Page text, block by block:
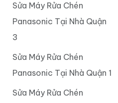
Sửa Máy Rửa Chén
Panasonic Tại Nhà Quận
3
Sửa Máy Rửa Chén
Panasonic Tại Nhà Quận 1
Sửa Máy Rửa Chén